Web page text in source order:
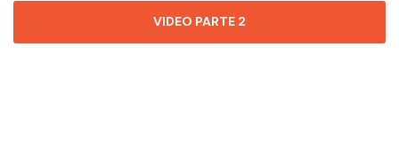
VIDEO PARTE 2